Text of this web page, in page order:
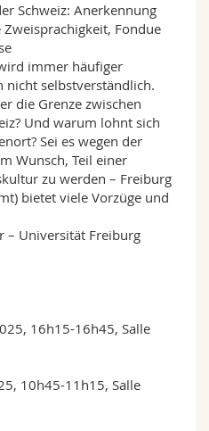
Schweiz: Anerkennung
Fondue
immer häufiger
nicht selbstverständlich.
die Grenze zwischen
Und warum lohnt sich
Sei es wegen der
Wunsch, Teil einer
zu werden – Freiburg
bietet viele Vorzüge und
– Universität Freiburg
16h15-16h45, Salle
10h45-11h15, Salle